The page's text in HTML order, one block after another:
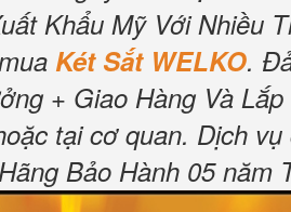
Khẩu Mỹ Với Nhiều
Két Sắt WELKO.
+ Giao Hàng Và
tại cơ quan. Dịch
Bảo Hành 05 năm